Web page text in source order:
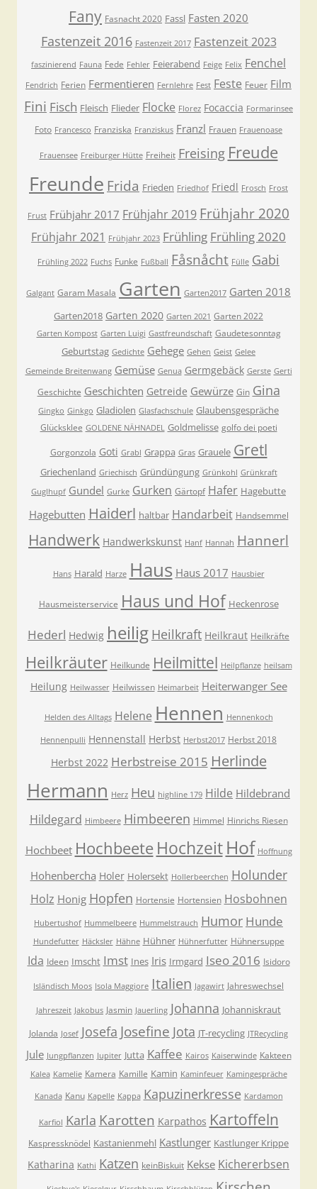
Fany Fasnacht 2020 Fassl Fasten 2020
Fastenzeit 2016 Fastenzeit 2017 Fastenzeit 2023
faszinierend Fauna Fede Fehler Feierabend Feige Felix Fenchel
Fendrich Ferien Fermentieren Fernlehre Fest Feste Feuer Film
Fini Fisch Fleisch Flieder Flocke Florez Focaccia Formarinsee
Foto Francesco Franziska Franziskus Franzl Frauen Frauenoase
Frauensee Freiburger Hütte Freiheit Freising Freude
Freunde Frida Frieden Friedhof Friedl Frosch Frost
Frust Frühjahr 2017 Frühjahr 2019 Frühjahr 2020
Frühjahr 2021 Frühjahr 2023 Frühling Frühling 2020
Frühling 2022 Fuchs Funke Fußball Fåsnåcht Fülle Gabi
Galgant Garam Masala Garten Garten2017 Garten 2018
Garten2018 Garten 2020 Garten 2021 Garten 2022
Garten Kompost Garten Luigi Gastfreundschaft Gaudetesonntag
Geburtstag Gedichte Gehege Gehen Geist Gelee
Gemeinde Breitenwang Gemüse Genua Germgebäck Gerste Gerti
Geschichte Geschichten Getreide Gewürze Gin Gina
Gingko Ginkgo Gladiolen Glasfachschule Glaubensgespräche
Glücksklee GOLDENE NÄHNADEL Goldmelisse golfo dei poeti
Gorgonzola Goti Grabl Grappa Gras Grauele Gretl
Griechenland Griechisch Gründüngung Grünkohl Grünkraft
Guglhupf Gundel Gurke Gurken Gärtopf Hafer Hagebutte
Hagebutten Haiderl haltbar Handarbeit Handsemmel
Handwerk Handwerkskunst Hanf Hannah Hannerl
Hans Harald Harze Haus Haus 2017 Hausbier
Hausmeisterservice Haus und Hof Heckenrose
Hederl Hedwig heilig Heilkraft Heilkraut Heilkräfte
Heilkräuter Heilkunde Heilmittel Heilpflanze heilsam
Heilung Heilwasser Heilwissen Heimarbeit Heiterwanger See
Helden des Alltags Helene Hennen Hennenkoch
Hennenpulli Hennenstall Herbst Herbst2017 Herbst 2018
Herbst 2022 Herbstreise 2015 Herlinde
Hermann Herz Heu highline 179 Hilde Hildebrand
Hildegard Himbeere Himbeeren Himmel Hinrichs Riesen
Hochbeet Hochbeete Hochzeit Hof Hoffnung
Hohenbercha Holer Holersekt Hollerbeerchen Holunder
Holz Honig Hopfen Hortensie Hortensien Hosbohnen
Hubertushof Hummelbeere Hummelstrauch Humor Hunde
Hundefutter Häcksler Hähne Hühner Hühnerfutter Hühnersuppe
Ida Ideen Imscht Imst Ines Iris Irmgard Iseo 2016 Isidoro
Isländisch Moos Isola Maggiore Italien Jagawirt Jahreswechsel
Jahreszeit Jakobus Jasmin Jauerling Johanna Johanniskraut
Jolanda Josef Josefa Josefine Jota JT-recycling JTRecycling
Jule Jungpflanzen Jupiter Jutta Kaffee Kairos Kaiserwinde Kakteen
Kalea Kamelie Kamera Kamille Kamin Kaminfeuer Kamingespräche
Kanada Kanu Kapelle Kappa Kapuzinerkresse Kardamon
Karfiol Karla Karotten Karpathos Kartoffeln
Kaspressknödel Kastanienmehl Kastlunger Kastlunger Krippe
Katharina Kathi Katzen keinBiskuit Kekse Kichererbsen